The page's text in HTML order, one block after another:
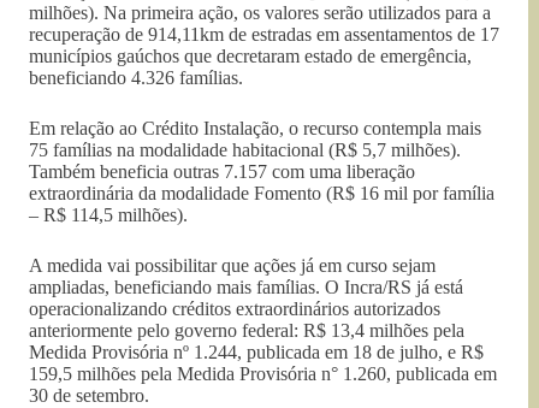
milhões). Na primeira ação, os valores serão utilizados para a
recuperação de 914,11km de estradas em assentamentos de 17
municípios gaúchos que decretaram estado de emergência,
beneficiando 4.326 famílias.
Em relação ao Crédito Instalação, o recurso contempla mais
75 famílias na modalidade habitacional (R$ 5,7 milhões).
Também beneficia outras 7.157 com uma liberação
extraordinária da modalidade Fomento (R$ 16 mil por família
– R$ 114,5 milhões).
A medida vai possibilitar que ações já em curso sejam
ampliadas, beneficiando mais famílias. O Incra/RS já está
operacionalizando créditos extraordinários autorizados
anteriormente pelo governo federal: R$ 13,4 milhões pela
Medida Provisória nº 1.244, publicada em 18 de julho, e R$
159,5 milhões pela Medida Provisória n° 1.260, publicada em
30 de setembro.